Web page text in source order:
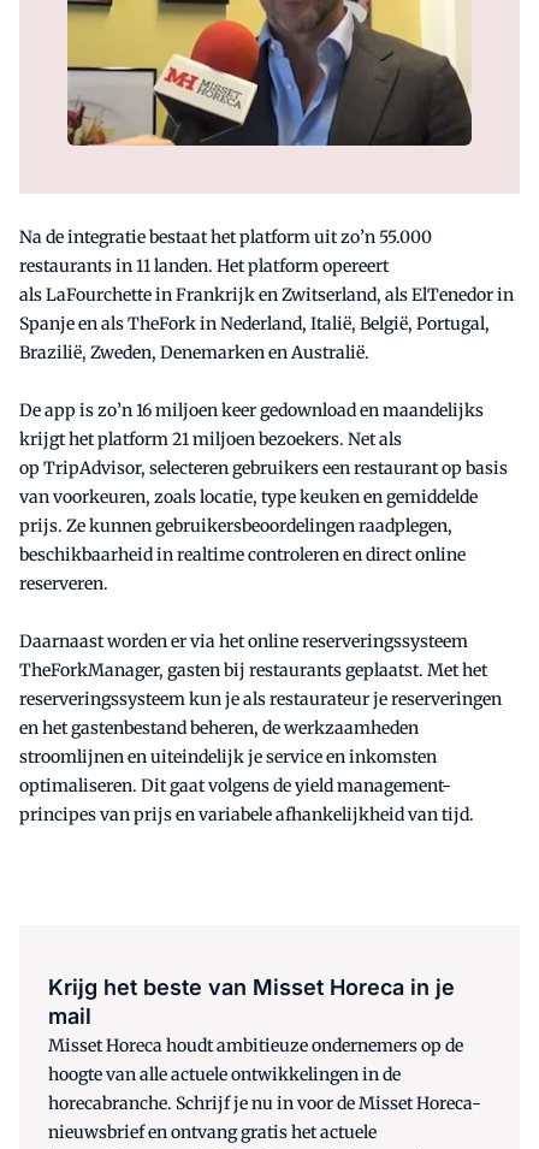
Na de integratie bestaat het platform uit zo’n 55.000
restaurants in 11 landen. Het platform opereert
als LaFourchette in Frankrijk en Zwitserland, als ElTenedor in
Spanje en als TheFork in Nederland, Italië, België, Portugal,
Brazilië, Zweden, Denemarken en Australië.
De app is zo’n 16 miljoen keer gedownload en maandelijks
krijgt het platform 21 miljoen bezoekers. Net als
op TripAdvisor, selecteren gebruikers een restaurant op basis
van voorkeuren, zoals locatie, type keuken en gemiddelde
prijs. Ze kunnen gebruikersbeoordelingen raadplegen,
beschikbaarheid in realtime controleren en direct online
reserveren.
Daarnaast worden er via het online reserveringssysteem
TheForkManager, gasten bij restaurants geplaatst. Met het
reserveringssysteem kun je als restaurateur je reserveringen
en het gastenbestand beheren, de werkzaamheden
stroomlijnen en uiteindelijk je service en inkomsten
optimaliseren. Dit gaat volgens de yield management-
principes van prijs en variabele afhankelijkheid van tijd.
Krijg het beste van Misset Horeca in je
mail
Misset Horeca houdt ambitieuze ondernemers op de
hoogte van alle actuele ontwikkelingen in de
horecabranche. Schrijf je nu in voor de Misset Horeca-
nieuwsbrief en ontvang gratis het actuele